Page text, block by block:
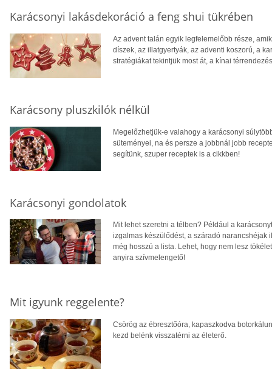
Karácsonyi lakásdekoráció a feng shui tükrében
Az advent talán egyik legfelemelőbb része,
díszek, az illatgyertyák, az adventi koszorú, a
stratégiákat tekintjük most át, a kínai
Karácsony pluszkilók nélkül
Megelőzhetjük-e valahogy a karácsonyi
süteményei, na és persze a jobbnál jobb
segítünk, szuper receptek is a cikkben!
Karácsonyi gondolatok
Mit lehet szeretni a télben? Például a
izgalmas készülődést, a száradó narancshéjak
még hosszú a lista. Lehet, hogy nem lesz
anyira szívmelengető!
Mit igyunk reggelente?
Csörög az ébresztőóra, kapaszkodva
kezd belénk visszatérni az életerő.